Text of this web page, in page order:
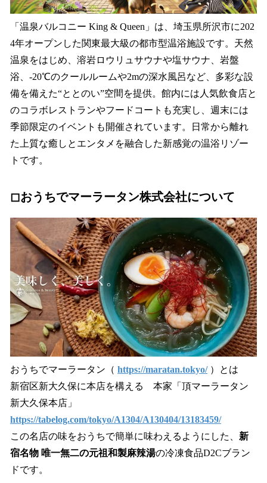
「温泉バルコニー King & Queen」は、埼玉県所沢市に202
4年オープンした関東最大級の都市型温浴施設です。天然
温泉をはじめ、溶岩ロウリュサウナや塩サウナ、岩盤
浴、-20℃のクールルームや2mの深水風呂など、多彩な設
備を備えた“ととのい”空間を提供。館内には人気飲食店と
のコラボレストランやフードコートも充実し、週末には
季節限定のイベントも開催されています。日常から離れ
た上質な癒しとエンタメを融合した新感覚の温浴リゾー
トです。
◻︎おうちでマーラータン株式会社について
おうちでマーラータン（ https://maratan.tokyo/）とは
新宿区新大久保に本店を構える 本家「頂マーラータン
新大久保本店」
https://tabelog.com/tokyo/A1304/A130404/13183459/
この名店の味をおうちで簡単に味わえるようにした、 新
宿名物 唯一無二の元祖和製麻辣湯の冷凍食品D2Cブラン
ドです。